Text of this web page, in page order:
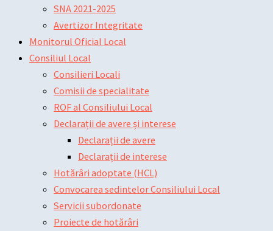
SNA 2021-2025
Avertizor Integritate
Monitorul Oficial Local
Consiliul Local
Consilieri Locali
Comisii de specialitate
ROF al Consiliului Local
Declarații de avere și interese
Declarații de avere
Declarații de interese
Hotărâri adoptate (HCL)
Convocarea sedintelor Consiliului Local
Servicii subordonate
Proiecte de hotărâri